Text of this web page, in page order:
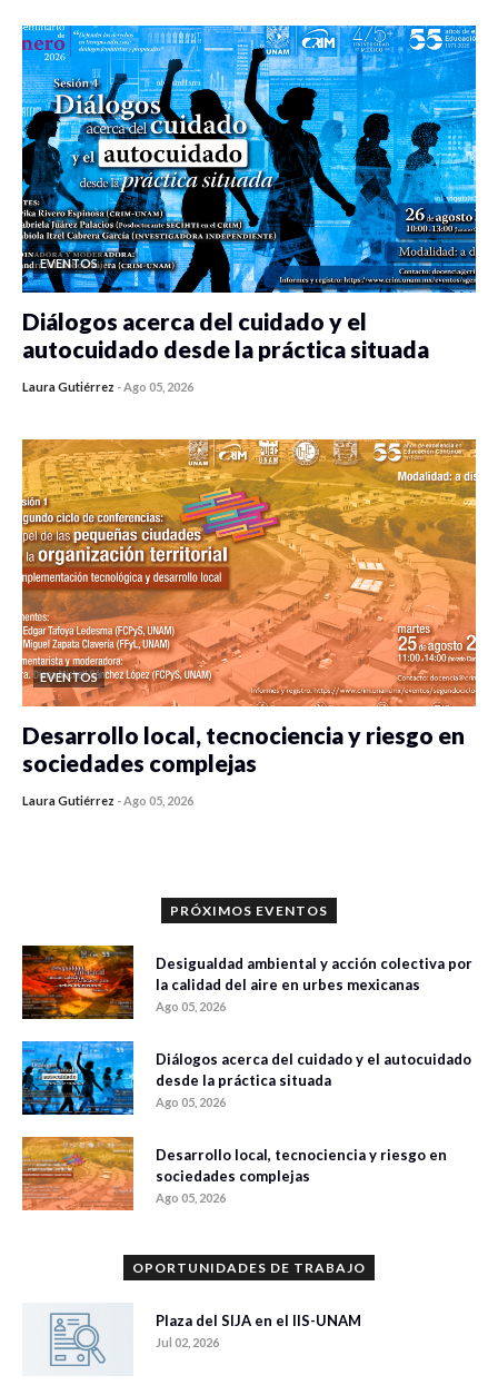
EVENTOS
Diálogos acerca del cuidado y el
autocuidado desde la práctica situada
Laura Gutiérrez - Ago 05, 2026
EVENTOS
Desarrollo local, tecnociencia y riesgo en
sociedades complejas
Laura Gutiérrez - Ago 05, 2026
PRÓXIMOS EVENTOS
Desigualdad ambiental y acción colectiva por
la calidad del aire en urbes mexicanas
Ago 05, 2026
Diálogos acerca del cuidado y el autocuidado
desde la práctica situada
Ago 05, 2026
Desarrollo local, tecnociencia y riesgo en
sociedades complejas
Ago 05, 2026
OPORTUNIDADES DE TRABAJO
Plaza del SIJA en el IIS-UNAM
Jul 02, 2026